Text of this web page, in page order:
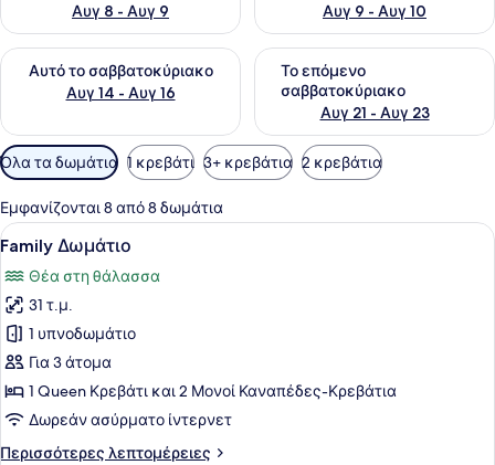
Αυγ 8 - Αυγ 9
Αυγ 9 - Αυγ 10
Αυτό το σαββατοκύριακο
Αυγ 14 - Αυγ 16
Έλεγχος διαθεσιμότητας για αυτό το σαββατοκύριακο Αυγ
Το επόμενο
σαββατοκύριακο
Αυγ 21 - Αυγ 23
Έλεγχος διαθεσιμότητας
Διαθέσιμα
φίλτρα
για
τα
δωμάτια
Όλα τα δωμάτια 1 κρεβάτι 3+ κρεβάτια 2 κρεβάτια
Εμφανίζονται 8 από 8 δωμάτια
Προβολή
όλων
των
φωτογραφιών
για
Family
Δωμάτιο
Ένα υπνοδωμάτιο με ένα
14
Family Δωμάτιο
Θέα στη θάλασσα
31 τ.μ.
1 υπνοδωμάτιο
Για 3 άτομα
1 Queen Κρεβάτι και 2 Μονοί Καναπέδες-Κρεβάτια
Δωρεάν ασύρματο ίντερνετ
Περισσότερες λεπτομέρειες
Περισσότερες